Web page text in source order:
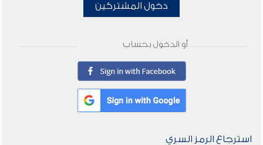
دخول المشتركين
أو الدخول بحساب
استرجاع الرمز السري